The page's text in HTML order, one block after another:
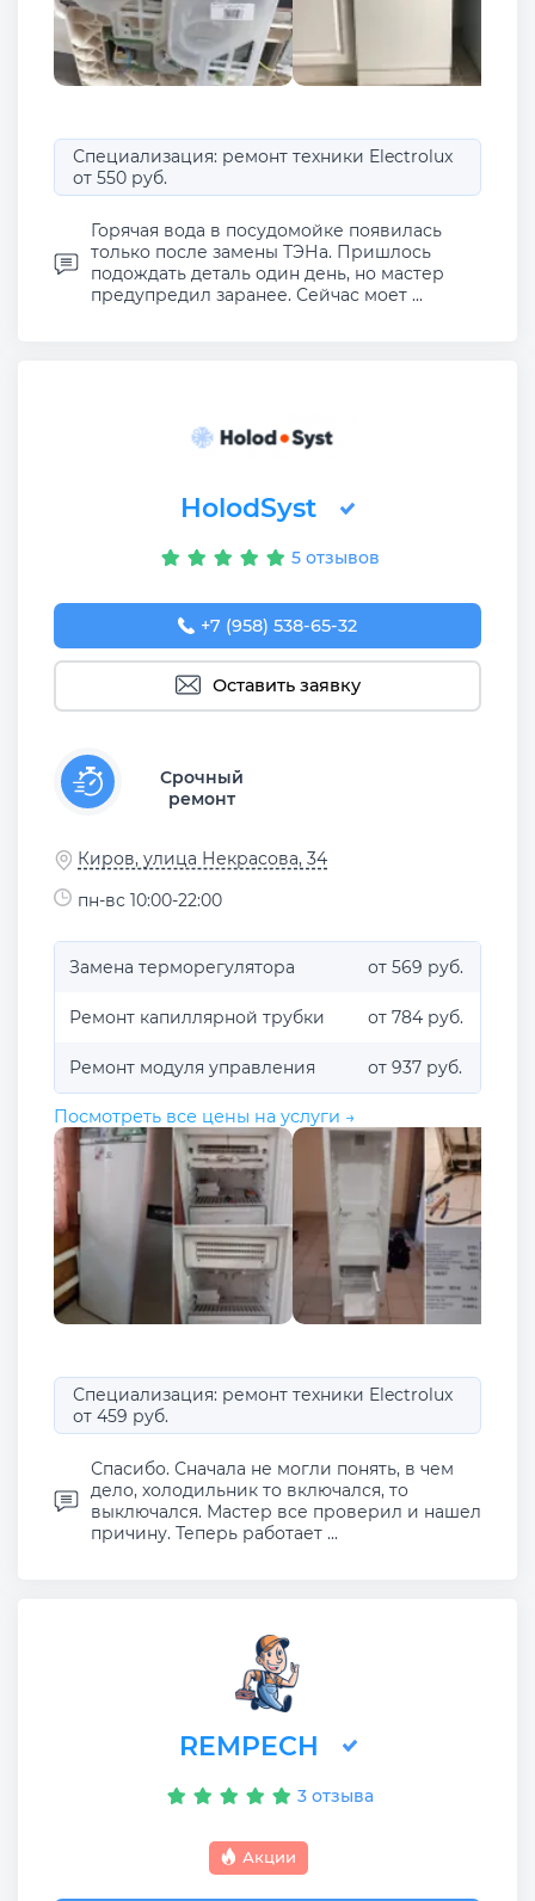
Специализация: ремонт техники Electrolux
от 550 руб.
Горячая вода в посудомойке появилась
только после замены ТЭНа. Пришлось
подождать деталь один день, но мастер
предупредил заранее. Сейчас моет ...
HolodSyst
5 отзывов
+7 (958) 538-65-32
Оставить заявку
Срочный
ремонт
Киров, улица Некрасова, 34
пн-вс 10:00-22:00
Замена терморегулятора от 569 руб.
Ремонт капиллярной трубки от 784 руб.
Ремонт модуля управления от 937 руб.
Посмотреть все цены на услуги →
Специализация: ремонт техники Electrolux
от 459 руб.
Спасибо. Сначала не могли понять, в чем
дело, холодильник то включался, то
выключался. Мастер все проверил и нашел
причину. Теперь работает ...
REMPECH
3 отзыва
Акции